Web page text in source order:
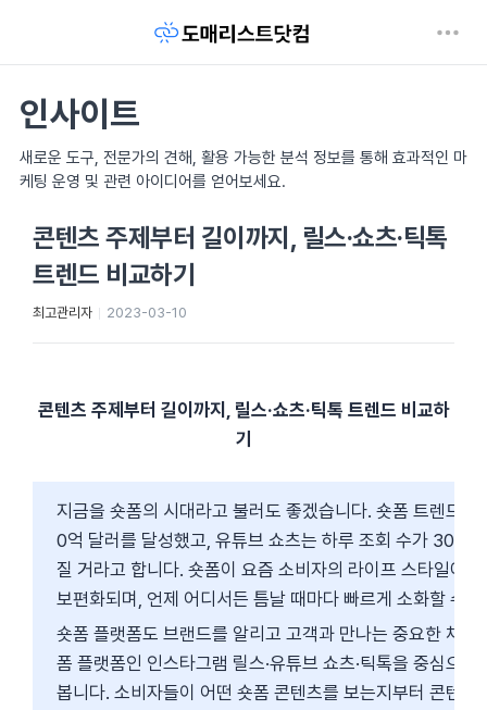
인사이트
새로운 도구, 전문가의 견해, 활용 가능한 분석 정보를 통해 효과적인 마
케팅 운영 및 관련 아이디어를 얻어보세요.
콘텐츠 주제부터 길이까지, 릴스·쇼츠·틱톡
트렌드 비교하기
최고관리자 2023-03-10
콘텐츠 주제부터 길이까지, 릴스·쇼츠·틱톡 트렌드 비교하
기
지금을 숏폼의 시대라고 불러도 좋겠습니다. 숏폼 트렌드
0억 달러를 달성했고, 유튜브 쇼츠는 하루 조회 수가 300
질 거라고 합니다. 숏폼이 요즘 소비자의 라이프 스타일에
보편화되며, 언제 어디서든 틈날 때마다 빠르게 소화할 수
숏폼 플랫폼도 브랜드를 알리고 고객과 만나는 중요한 채
폼 플랫폼인 인스타그램 릴스·유튜브 쇼츠·틱톡을 중심으
봅니다. 소비자들이 어떤 숏폼 콘텐츠를 보는지부터 콘텐